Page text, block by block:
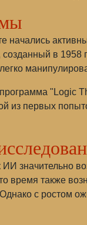
начались
в 1958
из первых
ИИ значительно
время также
с ростом